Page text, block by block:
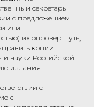
секретарь
с предложением
или
их опровергнуть,
копии
и науки Российской
издания
с
с